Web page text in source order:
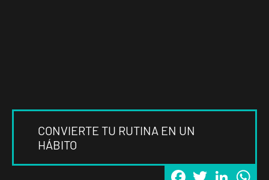
CONVIERTE TU RUTINA EN UN
HÁBITO
FacebookTwitter